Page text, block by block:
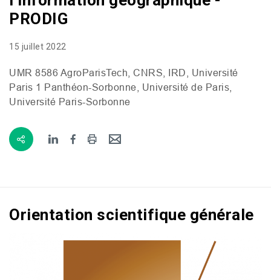
PRODIG
15 juillet 2022
UMR 8586 AgroParisTech, CNRS IRD , Université
Paris 1 Panthéon-Sorbonne, Université de Paris,
Université Paris-Sorbonne
Orientation scientifique générale